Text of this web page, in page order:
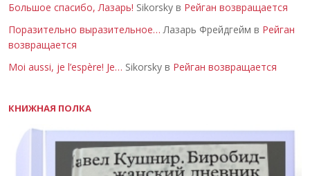
Большое спасибо, Лазарь! Sikorsky в Рейган возвращается
Поразительно выразительное… Лазарь Фрейдгейм в Рейган
возвращается
Moi aussi, je l’espère! Je… Sikorsky в Рейган возвращается
КНИЖНАЯ ПОЛКА